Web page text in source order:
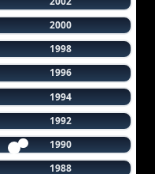
2000
1998
1996
1994
1992
1990
1988